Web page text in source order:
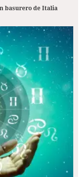
basurero de Italia